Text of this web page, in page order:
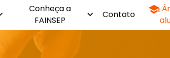
Conheça a
FAINSEP
Contato